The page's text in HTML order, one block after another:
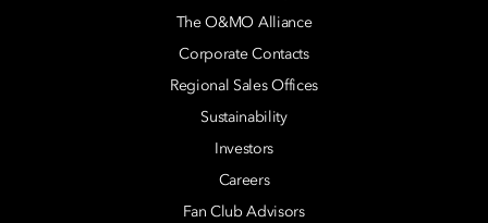
The O&MO Alliance
Corporate Contacts
Regional Sales Offices
Sustainability
Investors
Careers
Fan Club Advisors